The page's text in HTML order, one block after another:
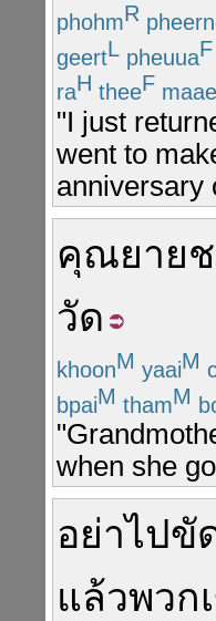
phohmR
geertL pheuuaF
raH theeF maae
"I just
went to
anniversary
คุณยาย
วัด
khoonM yaaiM
bpaiM thamM
when she
อย่าไปขั
แล้วพวก